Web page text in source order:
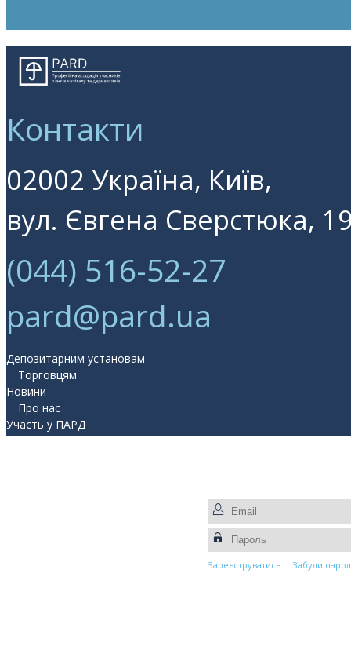
Контакти
02002 Україна, Київ,
вул. Євгена Сверстюка,
(044) 516-52-27
pard@pard.ua
Депозитарним установам
Торговцям
Новини
Про нас
Участь у ПАРД
Прес-центр
Зареєструватись Забули